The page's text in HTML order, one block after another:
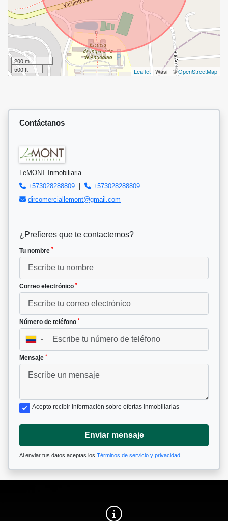
200 m
500 ft
Leaflet | Wasi - ©OpenStreetMap
Contáctanos
LeMONT Inmobiliaria
+573028288809
+573028288809
dircomerciallemont@gmail.com
¿Prefieres que te contactemos?
Tu nombre *
Correo electrónico *
Número de teléfono *
▼
Mensaje *
Acepto recibir información sobre ofertas inmobiliarias
Enviar mensaje
Al enviar tus datos aceptas los Términos de servicio y privacidad